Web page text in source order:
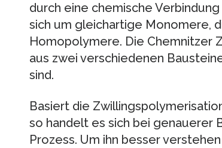
durch eine chemische
sich um gleichartige Monomere,
Homopolymere. Die Chemnitzer
aus zwei verschiedenen
sind.
Basiert die
so handelt es sich bei genauerer
Prozess. Um ihn besser